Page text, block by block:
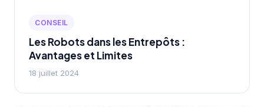
CONSEIL
Les Robots dans les Entrepôts :
Avantages et Limites
18 juillet 2024